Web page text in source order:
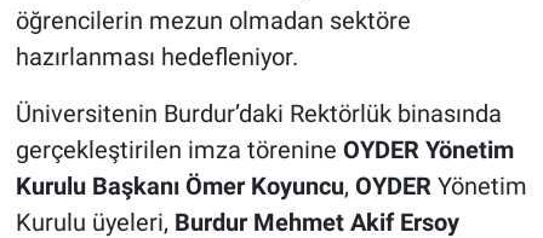
öğrencilerin mezun olmadan sektöre
hazırlanması hedefleniyor.
Üniversitenin Burdur’daki Rektörlük binasında
gerçekleştirilen imza törenine OYDER Yönetim
Kurulu Başkanı Ömer Koyuncu, OYDER Yönetim
Kurulu üyeleri, Burdur Mehmet Akif Ersoy